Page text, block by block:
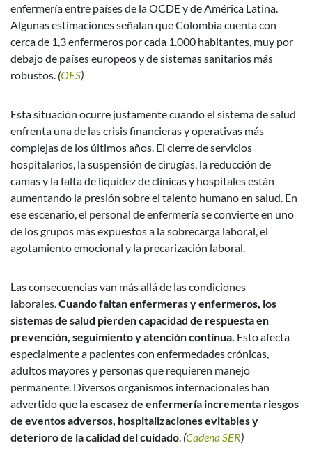
enfermería entre países de la OCDE y de América Latina.
Algunas estimaciones señalan que Colombia cuenta con
cerca de 1,3 enfermeros por cada 1.000 habitantes, muy por
debajo de países europeos y de sistemas sanitarios más
robustos. (OES)
Esta situación ocurre justamente cuando el sistema de salud
enfrenta una de las crisis financieras y operativas más
complejas de los últimos años. El cierre de servicios
hospitalarios, la suspensión de cirugías, la reducción de
camas y la falta de liquidez de clínicas y hospitales están
aumentando la presión sobre el talento humano en salud. En
ese escenario, el personal de enfermería se convierte en uno
de los grupos más expuestos a la sobrecarga laboral, el
agotamiento emocional y la precarización laboral.
Las consecuencias van más allá de las condiciones
laborales.Cuando faltan enfermeras y enfermeros, los
sistemas de salud pierden capacidad de respuesta en
prevención, seguimiento y atención continua. Esto afecta
especialmente a pacientes con enfermedades crónicas,
adultos mayores y personas que requieren manejo
permanente. Diversos organismos internacionales han
advertido que la escasez de enfermería incrementa riesgos
de eventos adversos, hospitalizaciones evitables y
deterioro de la calidad del cuidado. (Cadena SER)